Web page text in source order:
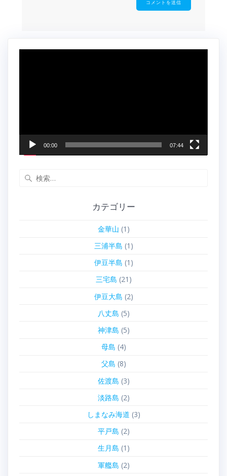
00:00 07:44
カテゴリー
金華山 (1)
三浦半島 (1)
伊豆半島 (1)
三宅島 (21)
伊豆大島 (2)
八丈島 (5)
神津島 (5)
母島 (4)
父島 (8)
佐渡島 (3)
淡路島 (2)
しまなみ海道 (3)
平戸島 (2)
生月島 (1)
軍艦島 (2)